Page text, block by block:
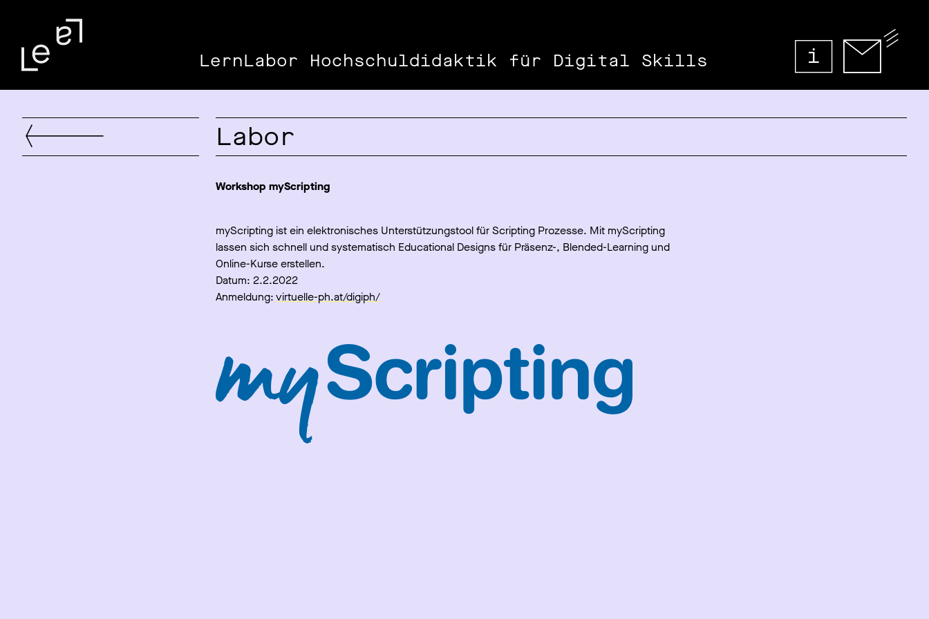
LernLabor Hochschuldidaktik für Digital Skills
Labor
Workshop myScripting
myScripting ist ein elektronisches Unterstützungstool für Scripting Prozesse. Mit myScripting
lassen sich schnell und systematisch Educational Designs für Präsenz-, Blended-Learning und
Online-Kurse erstellen.
Datum: 2.2.2022
Anmeldung:virtuelle-ph.at/digiph/